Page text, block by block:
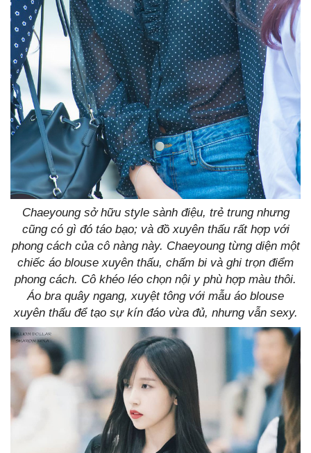
Chaeyoung sở hữu style sành điệu, trẻ trung nhưng
cũng có gì đó táo bạo; và đồ xuyên thấu rất hợp với
phong cách của cô nàng này. Chaeyoung từng diện một
chiếc áo blouse xuyên thấu, chấm bi và ghi trọn điểm
phong cách. Cô khéo léo chọn nội y phù hợp màu thôi.
Áo bra quây ngang, xuyệt tông với mẫu áo blouse
xuyên thấu để tạo sự kín đáo vừa đủ, nhưng vẫn sexy.